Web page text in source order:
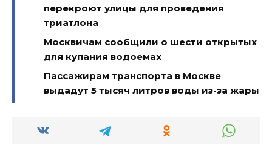
перекроют улицы для проведения
триатлона
Москвичам сообщили о шести открытых
для купания водоемах
Пассажирам транспорта в Москве
выдадут 5 тысяч литров воды из-за жары